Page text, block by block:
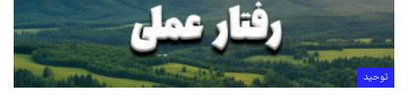
توحید